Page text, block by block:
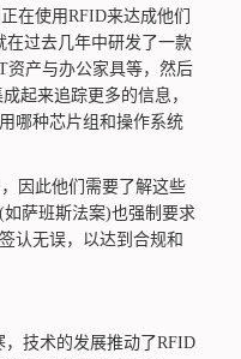
在使用RFID来达成他们
过去几年中研发了一款
资产与办公家具等，然后
起来追踪更多的信息，
哪种芯片组和操作系统
因此他们需要了解这些
萨班斯法案)也强制要求
认无误，以达到合规和
技术的发展推动了RFID